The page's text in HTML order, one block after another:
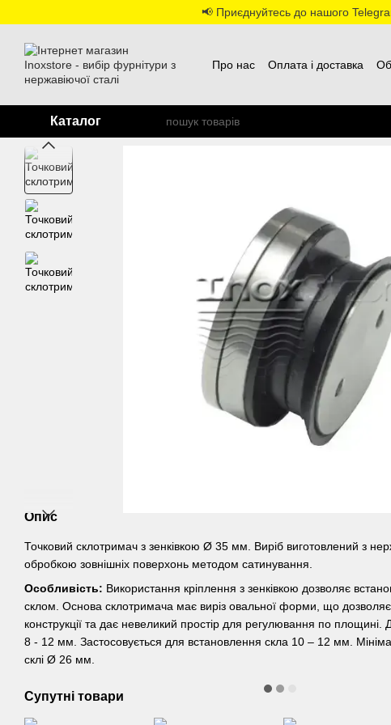
📢 Приєднуйтесь до нашого
Про нас Оплата і доставка
Каталог
Опис
Точковий склотримач з зенківкою Ø 35 мм. Виріб виготовлений з
обробкою зовнішніх поверхонь методом сатинування.
Особливість: Використання кріплення з зенківкою дозволяє
склом. Основа склотримача має виріз овальної форми, що дозволяє
конструкції та дає невеликий простір для регулювання по площині.
8 - 12 мм. Застосовується для встановлення скла 10 – 12 мм.
склі Ø 26 мм.
Супутні товари